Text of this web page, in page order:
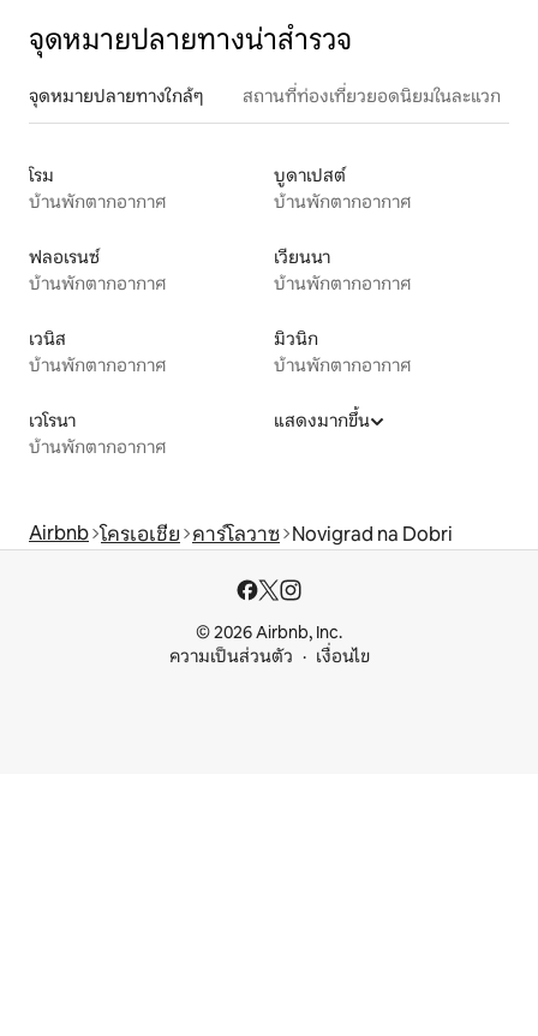
จุดหมายปลายทางน่าสำรวจ
จุดหมายปลายทางใกล้ๆ สถานที่ท่องเที่ยวยอดนิยมในละแวก
โรม
บ้านพักตากอากาศ
บูดาเปสต์
บ้านพักตากอากาศ
ฟลอเรนซ์
บ้านพักตากอากาศ
เวียนนา
บ้านพักตากอากาศ
เวนิส
บ้านพักตากอากาศ
มิวนิก
บ้านพักตากอากาศ
เวโรนา
บ้านพักตากอากาศ
แสดงมากขึ้น
Airbnb โครเอเชีย คาร์โลวาซ Novigrad na Dobri
© 2026 Airbnb, Inc.
ความเป็นส่วนตัว
เงื่อนไข